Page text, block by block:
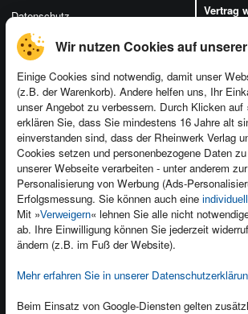
Wir nutzen Cookies auf
Einige Cookies sind notwendig, damit unser
(z.B. der Warenkorb). Andere helfen uns, Ihr
unser Angebot zu verbessern. Durch Klicken auf
erklären Sie, dass Sie mindestens 16 Jahre alt
einverstanden sind, dass der Rheinwerk Verlag
Cookies setzen und personenbezogene Daten
unserer Webseite verarbeiten - unter anderem
Personalisierung von Werbung (Ads-
Erfolgsmessung. Sie können auch eine
Mit »Verweigern« lehnen Sie alle nicht
ab. Ihre Einwilligung können Sie jederzeit
ändern (z.B. im Fuß der Website).
Mehr erfahren Sie in unserer
Beim Einsatz von Google-Diensten gelten
Kontakt
Newsletter
Für Unternehmen
Presseservice
Dozentenservice
Foreign
Ein Buch
Datenschutz
Vertrag
Kundenservice
Wir sind gerne für Sie da!